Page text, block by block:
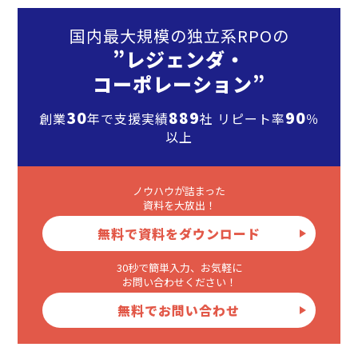
国内最大規模の独立系RPOの
”レジェンダ・
コーポレーション”
創業30年で支援実績889社 リピート率90％
以上
ノウハウが詰まった
資料を大放出！
無料で資料をダウンロード
30秒で簡単入力、お気軽に
お問い合わせください！
無料でお問い合わせ